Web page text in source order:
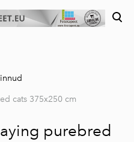
cats 375x250 cm
purebred